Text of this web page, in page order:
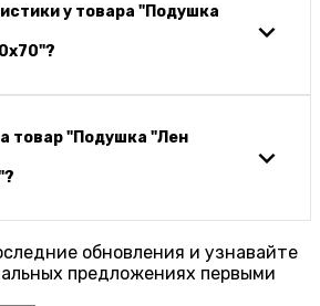
у товара "Подушка
товар "Подушка "Лен
обновления и узнавайте
предложениях первыми